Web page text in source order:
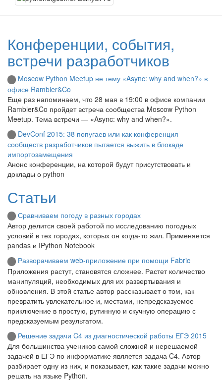
Конференции, события,
встречи разработчиков
Moscow Python Meetup не тему «Async: why and when?» в
офисе Rambler&Co
Еще раз напоминаем, что 28 мая в 19:00 в офисе компании
Rambler&Co пройдет встреча сообщества Moscow Python
Meetup. Тема встречи — «Async: why and when?».
DevConf 2015: 38 попугаев или как конференция
сообществ разработчиков пытается выжить в блокаде
импортозамещения
Анонс конференции, на которой будут присутствовать и
доклады о python
Статьи
Сравниваем погоду в разных городах
Автор делится своей работой по исследованию погодных
условий в тех городах, которых он когда-то жил. Применяется
pandas и IPython Notebook
Разворачиваем web-приложение при помощи Fabric
Приложения растут, становятся сложнее. Растет количество
манипуляций, необходимых для их развертывания и
обновления. В этой статье автор рассказывает о том, как
превратить увлекательное и, местами, непредсказуемое
приключение в простую, рутинную и скучную операцию с
предсказуемым результатом.
Решение задачи C4 из диагностической работы ЕГЭ 2015
Для большинства учеников самой сложной и нерешаемой
задачей в ЕГЭ по информатике является задача C4. Автор
разбирает одну из них, и показывает, как такие задачи можно
решать на языке Python.